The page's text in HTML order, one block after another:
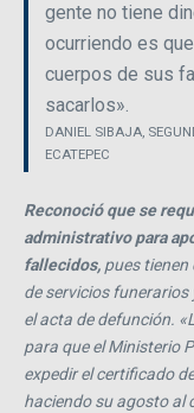
gente no tiene
ocurriendo es
cuerpos de sus
sacarlos».
DANIEL SIBAJA,
ECATEPEC
Reconoció que se
administrativo para
fallecidos, pues
de servicios funerarios
el acta de defunción.
para que el Ministerio
expedir el certificado
haciendo su agosto al